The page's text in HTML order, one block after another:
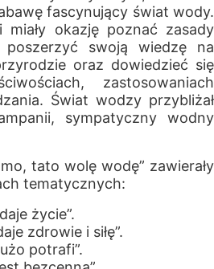
fascynujący świat wody.
miały okazję poznać zasady
poszerzyć swoją wiedzę na
oraz dowiedzieć się
zastosowaniach
Świat wodzy przybliżał
sympatyczny wodny
tato wolę wodę” zawierały
tematycznych:
życie”.
zdrowie i siłę”.
potrafi”.